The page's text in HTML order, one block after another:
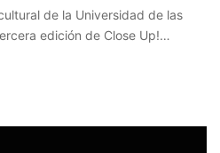
de la Universidad de las
edición de Close Up!…